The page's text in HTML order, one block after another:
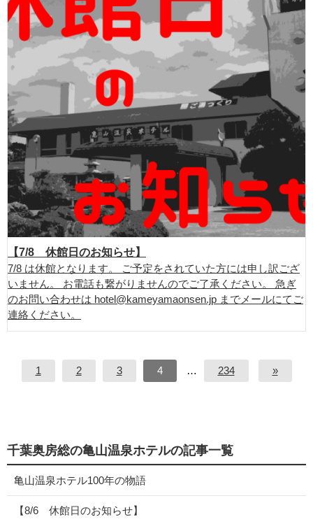
【7/8 休館日のお知らせ】
7/8 は休館となります。 ご予定をされていた方には申し訳ござ
いません。 お電話も繋がりませんのでご了承ください。 急ぎ
のお問い合わせは hotel@kameyamaonsen.jp までメールにてご
連絡ください。
1 2 3 4 … 234 »
千葉奥房総の亀山温泉ホテルの記事一覧
亀山温泉ホテル100年の物語
【8/6 休館日のお知らせ】